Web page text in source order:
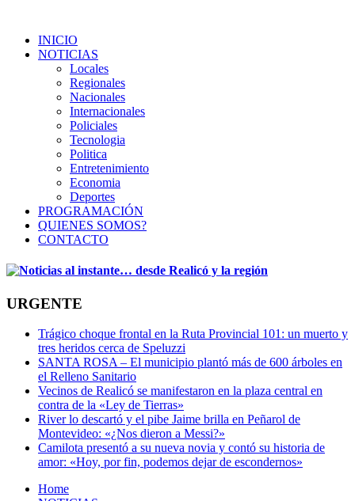
INICIO
NOTICIAS
Locales
Regionales
Nacionales
Internacionales
Policiales
Tecnologia
Politica
Entretenimiento
Economia
Deportes
PROGRAMACIÓN
QUIENES SOMOS?
CONTACTO
URGENTE
Trágico choque frontal en la Ruta Provincial 101: un muerto y
tres heridos cerca de Speluzzi
SANTA ROSA – El municipio plantó más de 600 árboles en
el Relleno Sanitario
Vecinos de Realicó se manifestaron en la plaza central en
contra de la «Ley de Tierras»
River lo descartó y el pibe Jaime brilla en Peñarol de
Montevideo: «¿Nos dieron a Messi?»
Camilota presentó a su nueva novia y contó su historia de
amor: «Hoy, por fin, podemos dejar de escondernos»
Home